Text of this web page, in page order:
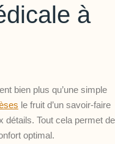
à
bien plus qu’une simple
le fruit d’un savoir-faire
détails. Tout cela permet de
optimal.